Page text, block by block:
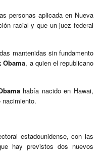
personas aplicada en Nueva
racial y que un juez federal
mantenidas sin fundamento
Obama, a quien el republicano
había nacido en Hawai,
nacimiento.
estadounidense, con las
hay previstos dos nuevos